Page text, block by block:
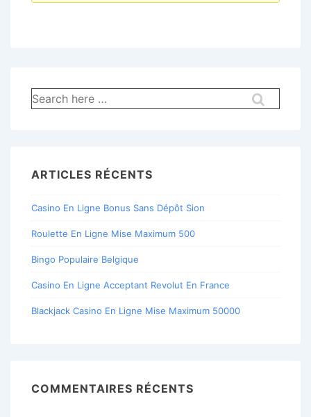
Recherche
pour:
ARTICLES RÉCENTS
Casino En Ligne Bonus Sans Dépôt Sion
Roulette En Ligne Mise Maximum 500
Bingo Populaire Belgique
Casino En Ligne Acceptant Revolut En France
Blackjack Casino En Ligne Mise Maximum 50000
COMMENTAIRES RÉCENTS